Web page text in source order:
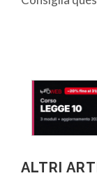
ALTRI